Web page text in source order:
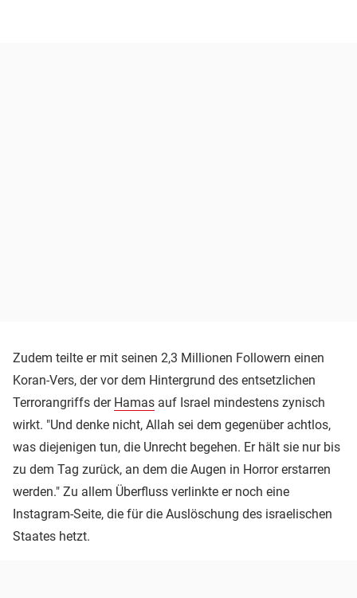
Zudem teilte er mit seinen 2,3 Millionen Followern einen
Koran-Vers, der vor dem Hintergrund des entsetzlichen
Terrorangriffs der Hamas auf Israel mindestens zynisch
wirkt. "Und denke nicht, Allah sei dem gegenüber achtlos,
was diejenigen tun, die Unrecht begehen. Er hält sie nur bis
zu dem Tag zurück, an dem die Augen in Horror erstarren
werden." Zu allem Überfluss verlinkte er noch eine
Instagram-Seite, die für die Auslöschung des israelischen
Staates hetzt.